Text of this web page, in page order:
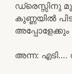
ഡ്രെസ്സിനു
കുണ്ണയിൽ
അപ്പോളേക്കും
അന്ന: എടി….